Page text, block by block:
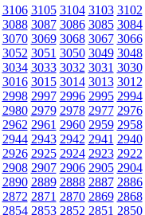
3106 3105 3104 3103 3102
3088 3087 3086 3085 3084
3070 3069 3068 3067 3066
3052 3051 3050 3049 3048
3034 3033 3032 3031 3030
3016 3015 3014 3013 3012
2998 2997 2996 2995 2994
2980 2979 2978 2977 2976
2962 2961 2960 2959 2958
2944 2943 2942 2941 2940
2926 2925 2924 2923 2922
2908 2907 2906 2905 2904
2890 2889 2888 2887 2886
2872 2871 2870 2869 2868
2854 2853 2852 2851 2850